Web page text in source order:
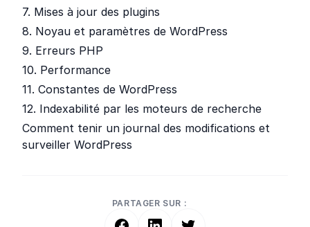
7. Mises à jour des plugins
8. Noyau et paramètres de WordPress
9. Erreurs PHP
10. Performance
11. Constantes de WordPress
12. Indexabilité par les moteurs de recherche
Comment tenir un journal des modifications et
surveiller WordPress
PARTAGER SUR :